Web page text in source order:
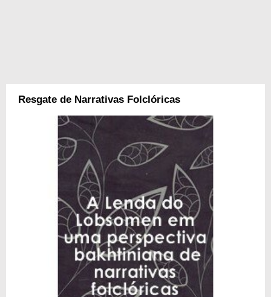
Resgate de Narrativas Folclóricas